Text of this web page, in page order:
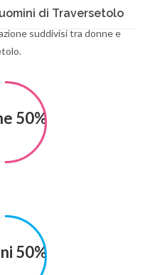
di Traversetolo
suddivisi tra donne e
50%
50%